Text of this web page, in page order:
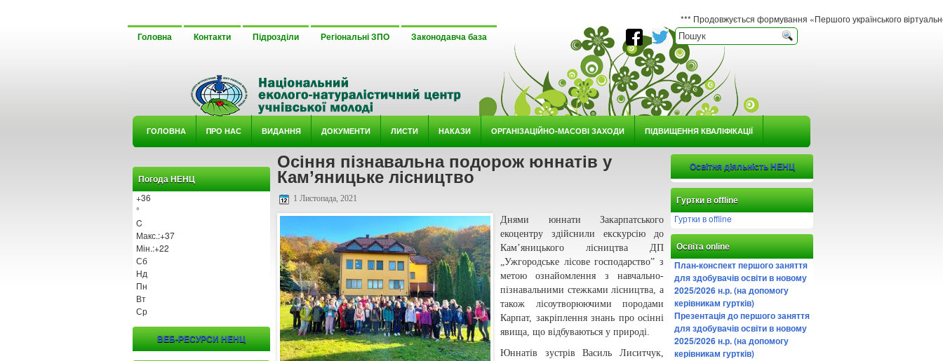
*** Продовжується формування «Першого українського віртуального
Головна Контакти Підрозділи Регіональні ЗПО Законодавча база
ГОЛОВНА ΠРО НАС ВИДАННЯ ДОКУМЕНТИ ЛИСТИ НАКАЗИ ОРГАНІЗАЦІЙНО-МАСОВІ ЗАХОДИ ПІДВИЩЕННЯ КВАЛІФІКАЦІЇ
Погода НЕНЦ
+36
°
C
Макс.:+37
Мін.:+22
Сб
Нд
Пн
Вт
Ср
ВЕБ-РЕСУРСИ НЕНЦ
Осіння пізнавальна подорож юннатів у
Кам’яницьке лісництво
1 Листопада, 2021
Днями юннати Закарпатського
екоцентру здійснили екскурсію до
Кам’яницького лісництва ДП
„Ужгородське лісове господарствоˮ з
метою ознайомлення з навчально-
пізнавальними стежками лісництва, а
також лісоутворюючими породами
Карпат, закріплення знань про осінні
явища, що відбуваються у природі.
Юннатів зустрів Василь Лиситчук,
Освітня діяльність НЕНЦ
Гуртки в offline
Гуртки в offline
Освіта online
План-конспект першого заняття
для здобувачів освіти в новому
2025/2026 н.р. (на допомогу
керівникам гуртків)
Презентація до першого заняття
для здобувачів освіти в новому
2025/2026 н.р. (на допомогу
керівникам гуртків)